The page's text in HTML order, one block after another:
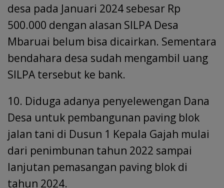
desa pada Januari 2024 sebesar Rp
500.000 dengan alasan SILPA Desa
Mbaruai belum bisa dicairkan. Sementara
bendahara desa sudah mengambil uang
SILPA tersebut ke bank.
10. Diduga adanya penyelewengan Dana
Desa untuk pembangunan paving blok
jalan tani di Dusun 1 Kepala Gajah mulai
dari penimbunan tahun 2022 sampai
lanjutan pemasangan paving blok di
tahun 2024.